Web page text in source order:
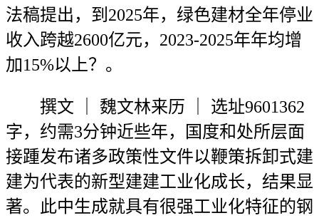
法稿提出，到2025年，绿色建材全年停业
收入跨越2600亿元，2023-2025年年均增
加15%以上？。
撰文 ｜ 魏文林来历 ｜ 选址9601362
字，约需3分钟近些年，国度和处所层面
接踵发布诸多政策性文件以鞭策拆卸式建
建为代表的新型建建工业化成长，结果显
著。此中生成就具有很强工业化特征的钢